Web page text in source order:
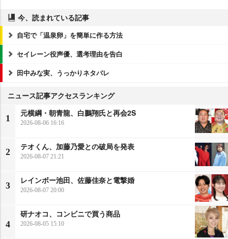
今、読まれている記事
自宅で「温泉卵」を簡単に作る方法
セイレーン役声優、選考理由を告白
田中みな実、うっかりネタバレ
ニュース記事アクセスランキング
1
元横綱・朝青龍、白鵬翔氏と再会2S
2026-08-06 16:16
2
テオくん、加藤乃愛との破局を発表
2026-08-07 21:21
3
レインボー池田、佐藤佳奈と電撃婚
2026-08-07 20:00
4
研ナオコ、コンビニで買う商品
2026-08-05 15:10